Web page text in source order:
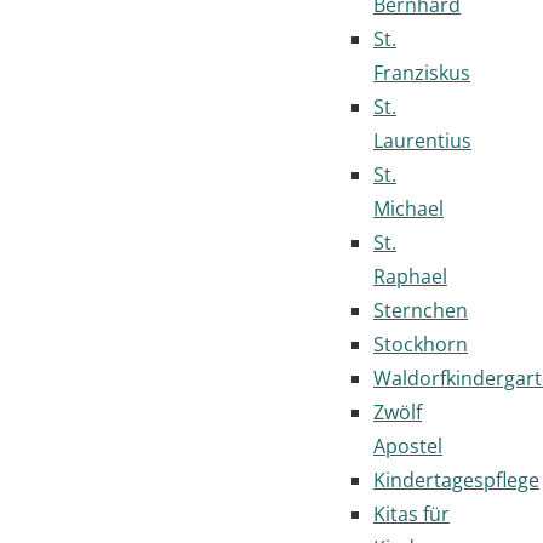
St.
Franziskus
St.
Laurentius
St.
Michael
St.
Raphael
Sternchen
Stockhorn
Zwölf
Apostel
Kindertagespflege
Kitas für